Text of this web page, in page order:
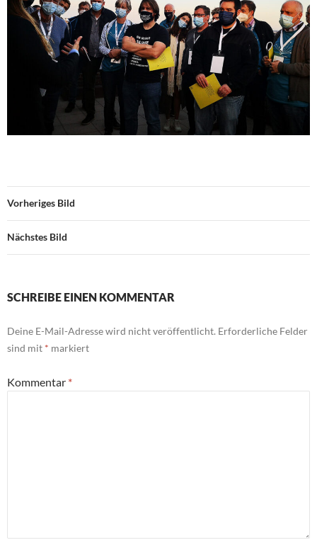
Vorheriges Bild
Nächstes Bild
SCHREIBE EINEN KOMMENTAR
Deine E-Mail-Adresse wird nicht veröffentlicht. Erforderliche Felder
sind mit * markiert
Kommentar *